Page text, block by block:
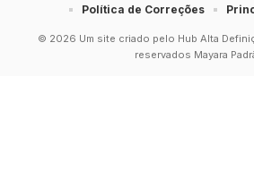
© 2026 Um site criado pelo Hub Alta
reservados Mayara
Política de Correções